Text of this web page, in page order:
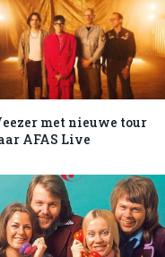
met nieuwe tour
AFAS Live